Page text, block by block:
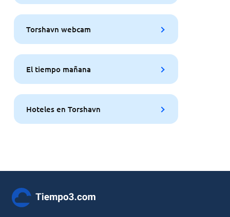
Torshavn webcam
El tiempo mañana
Hoteles en Torshavn